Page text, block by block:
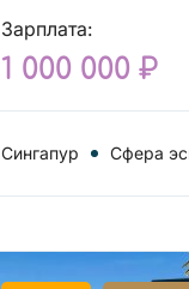
Зарплата:
1 000 000 ₽
Сингапур Сфера